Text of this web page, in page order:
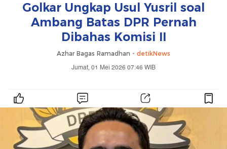
Golkar Ungkap Usul Yusril soal
Ambang Batas DPR Pernah
Dibahas Komisi II
Azhar Bagas Ramadhan - detikNews
Jumat, 01 Mei 2026 07:46 WIB